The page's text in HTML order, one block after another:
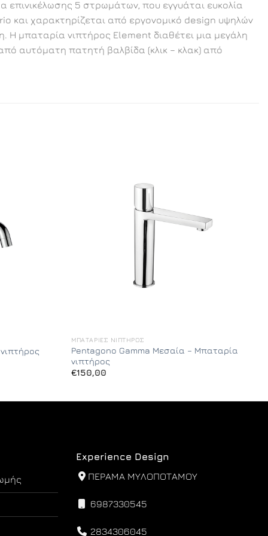
επινικέλωσης 5 στρωμάτων, που εγγυάται ευκολία
και χαρακτηρίζεται από εργονομικό design υψηλών
μπαταρία νιπτήρος Element διαθέτει μια μεγάλη
αυτόματη πατητή βαλβίδα (κλικ – κλακ) από
ΜΠΑΤΑΡΊΕΣ ΝΙΠΤΉΡΟΣ
Pentagono Gamma Μεσαία – Μπαταρία
νιπτήρος
€150,00
Experience Design
ΠΕΡΑΜΑ ΜΥΛΟΠΟΤΑΜΟΥ
6987330545
2834306045